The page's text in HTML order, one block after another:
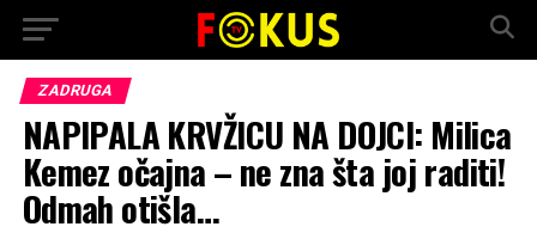
ZADRUGA
NAPIPALA KRVŽICU NA DOJCI: Milica
Kemez očajna – ne zna šta joj raditi!
Odmah otišla…